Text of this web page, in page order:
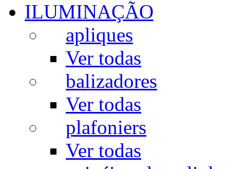
ILUMINAÇÃO
apliques
Ver todas
balizadores
Ver todas
plafoniers
Ver todas